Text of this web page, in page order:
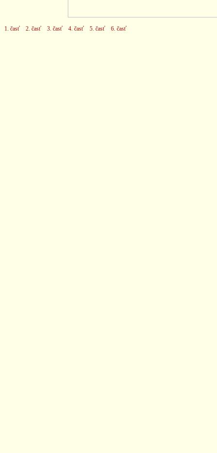
1. časť 2. časť 3. časť 4. časť 5. časť 6. časť